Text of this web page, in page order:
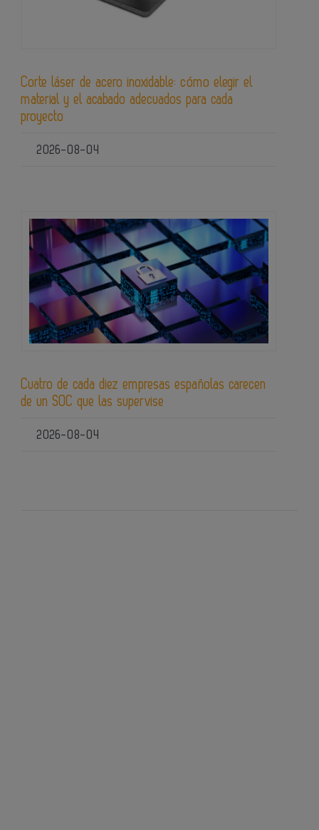
Corte láser de acero inoxidable: cómo elegir el
material y el acabado adecuados para cada
proyecto
2026-08-04
Cuatro de cada diez empresas españolas carecen
de un SOC que las supervise
2026-08-04